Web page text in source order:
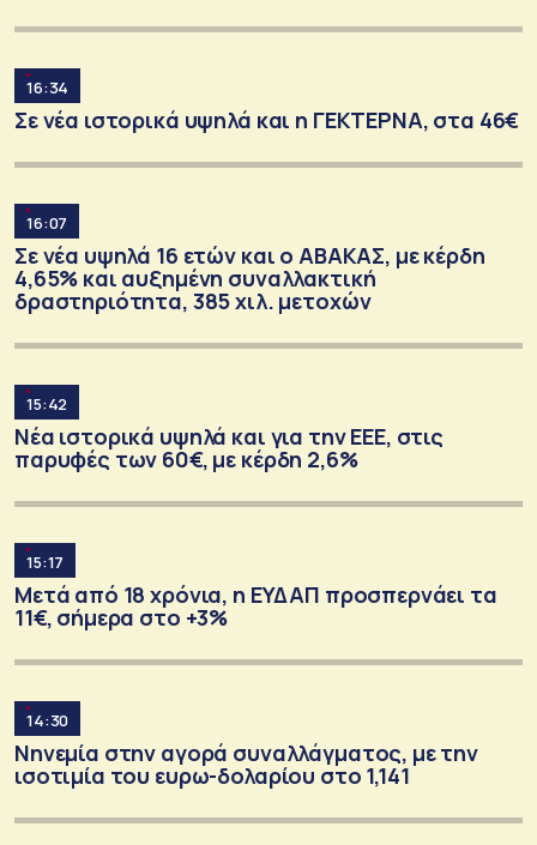
16:34
Σε νέα ιστορικά υψηλά και η ΓΕΚΤΕΡΝΑ, στα 46€
16:07
Σε νέα υψηλά 16 ετών και ο ΑΒΑΚΑΣ, με κέρδη
4,65% και αυξημένη συναλλακτική
δραστηριότητα, 385 χιλ. μετοχών
15:42
Νέα ιστορικά υψηλά και για την ΕΕΕ, στις
παρυφές των 60€, με κέρδη 2,6%
15:17
Μετά από 18 χρόνια, η ΕΥΔΑΠ προσπερνάει τα
11€, σήμερα στο +3%
14:30
Νηνεμία στην αγορά συναλλάγματος, με την
ισοτιμία του ευρω-δολαρίου στο 1,141